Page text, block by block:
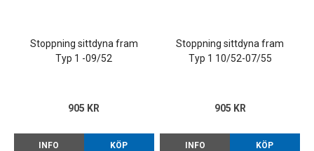
Stoppning sittdyna fram
Typ 1 -09/52
905 KR
INFO KÖP
Stoppning sittdyna fram
Typ 1 10/52-07/55
905 KR
INFO KÖP